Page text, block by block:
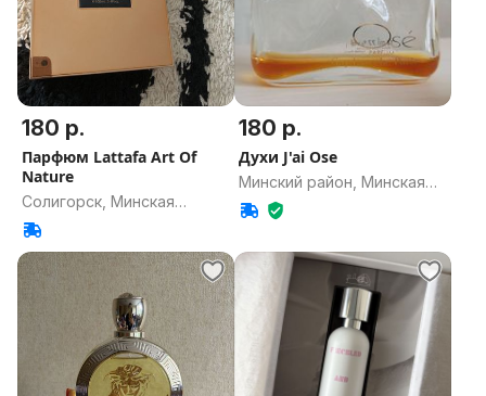
180 р.
Парфюм Lattafa Art Of
Nature
Солигорск, Минская
область
180 р.
Духи J'ai Ose
Минский район, Минская
область